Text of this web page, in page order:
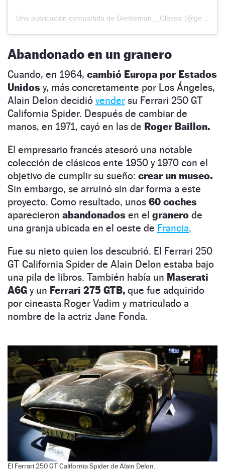
Una publicación compartida de Gentleman__Classic (@gentlemaniere)
Abandonado en un granero
Cuando, en 1964, cambió Europa por Estados
Unidos y, más concretamente por Los Ángeles,
Alain Delon decidió vender su Ferrari 250 GT
California Spider. Después de cambiar de
manos, en 1971, cayó en las de Roger Baillon.
El empresario francés atesoró una notable
colección de clásicos ente 1950 y 1970 con el
objetivo de cumplir su sueño: crear un museo.
Sin embargo, se arruinó sin dar forma a este
proyecto. Como resultado, unos 60 coches
aparecieron abandonados en el granero de
una granja ubicada en el oeste de Francia.
Fue su nieto quien los descubrió. El Ferrari 250
GT California Spider de Alain Delon estaba bajo
una pila de libros. También había un Maserati
A6G y un Ferrari 275 GTB, que fue adquirido
por cineasta Roger Vadim y matriculado a
nombre de la actriz Jane Fonda.
El Ferrari 250 GT California Spider de Alain Delon.